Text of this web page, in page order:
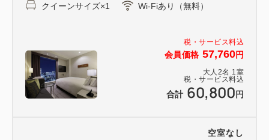
税・サービス料込
会員価格 57,760円
大人 2名 1 室
税・サービス料込
合計 60,800円
クイーンサイズ×1 Wi-Fiあり（無料）
空室なし